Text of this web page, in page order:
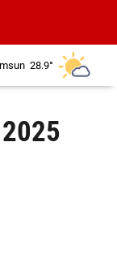
28.9°